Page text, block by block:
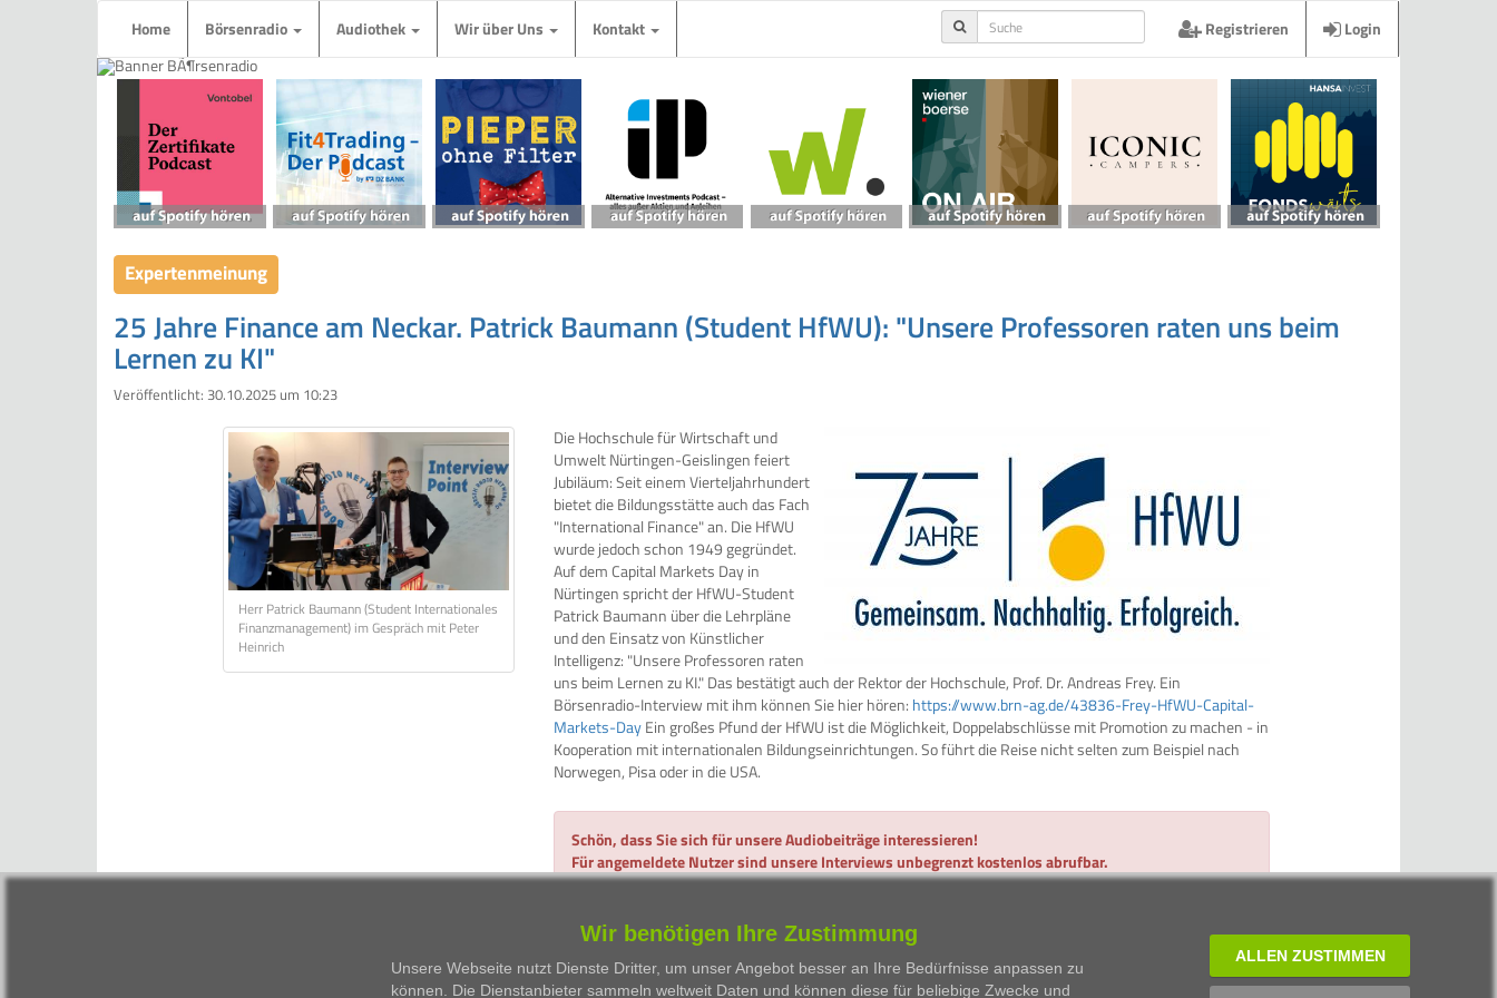
Home Börsenradio Audiothek Wir über Uns Kontakt Registrieren Login
Expertenmeinung
25 Jahre Finance am Neckar. Patrick Baumann (Student HfWU): "Unsere Professoren raten uns beim
Lernen zu KI"
Veröffentlicht: 30.10.2025 um 10:23
Herr Patrick Baumann (Student Internationales
Finanzmanagement) im Gespräch mit Peter
Heinrich
Die Hochschule für Wirtschaft und
Umwelt Nürtingen-Geislingen feiert
Jubiläum: Seit einem Vierteljahrhundert
bietet die Bildungsstätte auch das Fach
"International Finance" an. Die HfWU
wurde jedoch schon 1949 gegründet.
Auf dem Capital Markets Day in
Nürtingen spricht der HfWU-Student
Patrick Baumann über die Lehrpläne
und den Einsatz von Künstlicher
Intelligenz: "Unsere Professoren raten
uns beim Lernen zu KI." Das bestätigt auch der Rektor der Hochschule, Prof. Dr. Andreas Frey. Ein
Börsenradio-Interview mit ihm können Sie hier hören: https://www.brn-ag.de/43836-Frey-HfWU-Capital-
Markets-DayEin großes Pfund der HfWU ist die Möglichkeit, Doppelabschlüsse mit Promotion zu machen - in
Kooperation mit internationalen Bildungseinrichtungen. So führt die Reise nicht selten zum Beispiel nach
Norwegen, Pisa oder in die USA.
Schön, dass Sie sich für unsere Audiobeiträge interessieren!
Für angemeldete Nutzer sind unsere Interviews unbegrenzt kostenlos abrufbar.
Alles, was Sie dazu benötigen, ist eine gültige E-Mail-Adresse und 2 Minuten Zeit.
Hier gehts zur Anmeldung... Hier einloggen
Wir benötigen Ihre Zustimmung
Unsere Webseite nutzt Dienste Dritter, um unser Angebot besser an Ihre Bedürfnisse anpassen zu
können. Die Dienstanbieter sammeln weltweit Daten und können diese für beliebige Zwecke und
ALLEN ZUSTIMMEN